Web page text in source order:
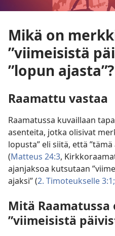
Mikä on
”viimeisistä
”lopun ajasta”?
Raamattu vastaa
Raamatussa kuvaillaan
asenteita, jotka olisivat
lopusta” eli siitä, että
(Matteus 24:3,
ajanjaksoa kutsutaan
ajaksi” (2. Timoteukselle 3:1;
Mitä
”viimeisistä